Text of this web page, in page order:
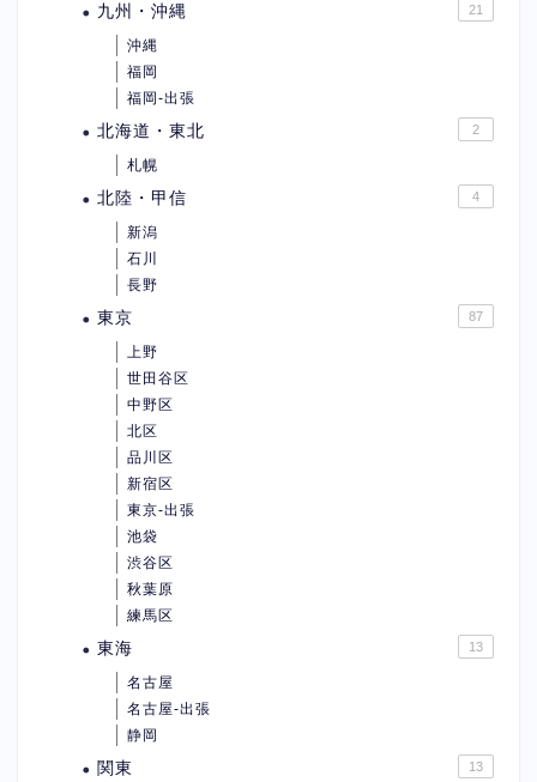
九州・沖縄 21
沖縄
福岡
福岡-出張
北海道・東北 2
札幌
北陸・甲信 4
新潟
石川
長野
東京 87
上野
世田谷区
中野区
北区
品川区
新宿区
東京-出張
池袋
渋谷区
秋葉原
練馬区
東海 13
名古屋
名古屋-出張
静岡
関東 13